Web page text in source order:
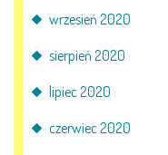
wrzesień 2020
sierpień 2020
lipiec 2020
czerwiec 2020